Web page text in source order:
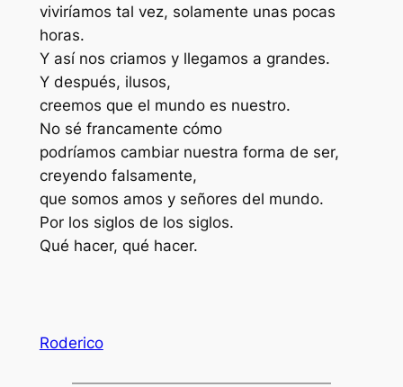
viviríamos tal vez, solamente unas pocas
horas.
Y así nos criamos y llegamos a grandes.
Y después, ilusos,
creemos que el mundo es nuestro.
No sé francamente cómo
podríamos cambiar nuestra forma de ser,
creyendo falsamente,
que somos amos y señores del mundo.
Por los siglos de los siglos.
Qué hacer, qué hacer.
Roderico